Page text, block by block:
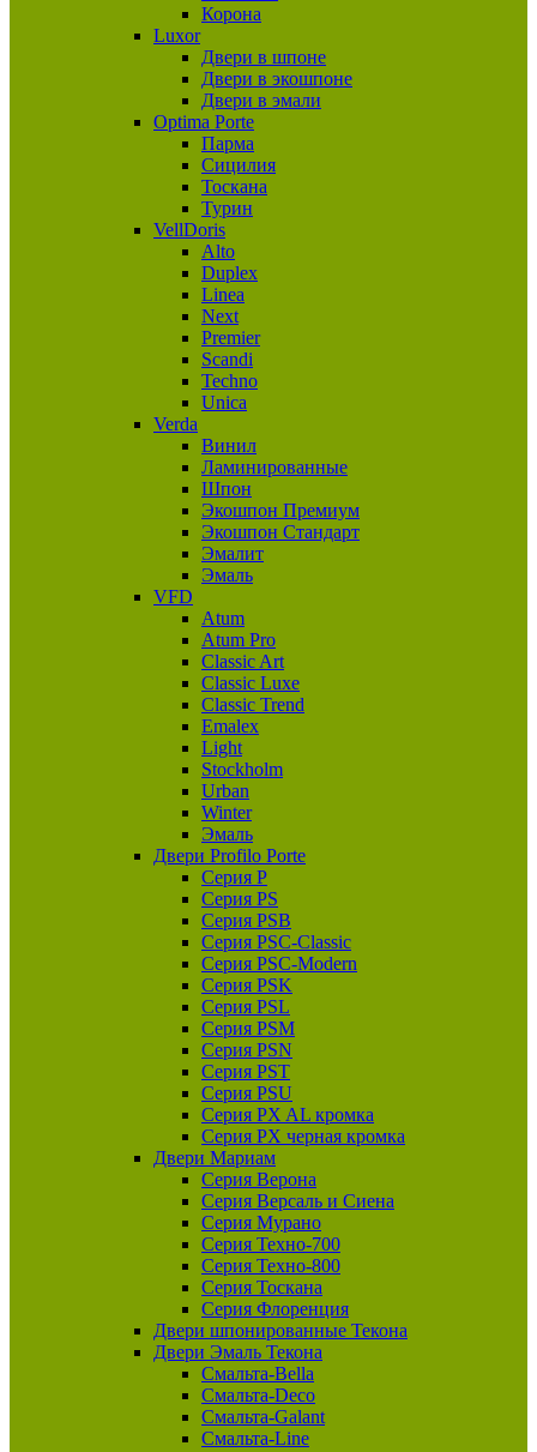
Корона
Luxor
Двери в шпоне
Двери в экошпоне
Двери в эмали
Optima Porte
Парма
Сицилия
Тоскана
Турин
VellDoris
Alto
Duplex
Linea
Next
Premier
Scandi
Techno
Unica
Verda
Винил
Ламинированные
Шпон
Экошпон Премиум
Экошпон Стандарт
Эмалит
Эмаль
VFD
Atum
Atum Pro
Classic Art
Classic Luxe
Classic Trend
Emalex
Light
Stockholm
Urban
Winter
Эмаль
Двери Profilo Porte
Серия P
Серия PS
Серия PSB
Серия PSC-Classic
Серия PSC-Modern
Серия PSK
Серия PSL
Серия PSM
Серия PSN
Серия PST
Серия PSU
Серия PX AL кромка
Серия PX черная кромка
Двери Мариам
Серия Верона
Серия Версаль и Сиена
Серия Мурано
Серия Техно-700
Серия Техно-800
Серия Тоскана
Серия Флоренция
Двери шпонированные Текона
Двери Эмаль Текона
Смальта-Bella
Смальта-Deco
Смальта-Galant
Смальта-Line